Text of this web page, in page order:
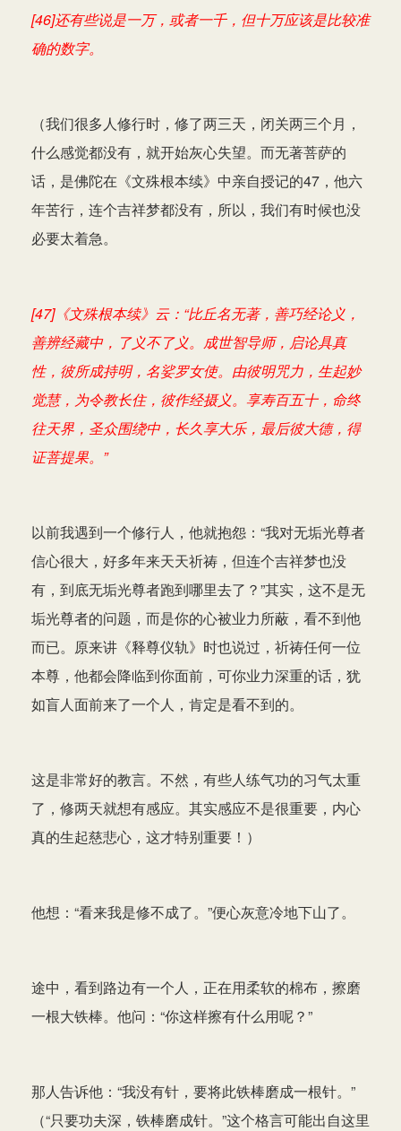
[46]还有些说是一万，或者一千，但十万应该是比较准
确的数字。
（我们很多人修行时，修了两三天，闭关两三个月，
什么感觉都没有，就开始灰心失望。而无著菩萨的
话，是佛陀在《文殊根本续》中亲自授记的47，他六
年苦行，连个吉祥梦都没有，所以，我们有时候也没
必要太着急。
[47]《文殊根本续》云：“比丘名无著，善巧经论义，
善辨经藏中，了义不了义。成世智导师，启论具真
性，彼所成持明，名娑罗女使。由彼明咒力，生起妙
觉慧，为令教长住，彼作经摄义。享寿百五十，命终
往天界，圣众围绕中，长久享大乐，最后彼大德，得
证菩提果。”
以前我遇到一个修行人，他就抱怨：“我对无垢光尊者
信心很大，好多年来天天祈祷，但连个吉祥梦也没
有，到底无垢光尊者跑到哪里去了？”其实，这不是无
垢光尊者的问题，而是你的心被业力所蔽，看不到他
而已。原来讲《释尊仪轨》时也说过，祈祷任何一位
本尊，他都会降临到你面前，可你业力深重的话，犹
如盲人面前来了一个人，肯定是看不到的。
这是非常好的教言。不然，有些人练气功的习气太重
了，修两天就想有感应。其实感应不是很重要，内心
真的生起慈悲心，这才特别重要！）
他想：“看来我是修不成了。”便心灰意冷地下山了。
途中，看到路边有一个人，正在用柔软的棉布，擦磨
一根大铁棒。他问：“你这样擦有什么用呢？”
那人告诉他：“我没有针，要将此铁棒磨成一根针。”
（“只要功夫深，铁棒磨成针。”这个格言可能出自这里